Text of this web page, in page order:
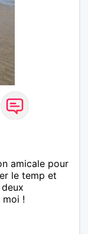
amicale pour
le temp et
!